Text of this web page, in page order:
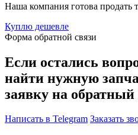
Наша компания готова продать
Куплю дешевле
Форма обратной связи
Если остались
найти нужную
заявку на обратный
Написать в Telegram Заказать